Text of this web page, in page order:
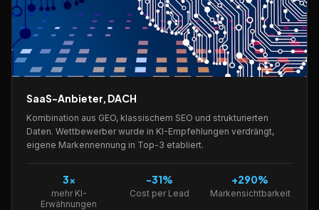
SaaS-Anbieter, DACH
Kombination aus GEO, klassischem SEO und strukturierten
Daten. Wettbewerber wurde in KI-Empfehlungen verdrängt,
eigene Markennennung in Top-3 etabliert.
3×
mehr KI-
Erwähnungen
-31%
Cost per Lead
+290%
Markensichtbarkeit